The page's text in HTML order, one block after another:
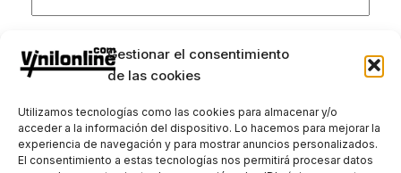
Gestionar el consentimiento
de las cookies
Utilizamos tecnologías como las cookies para almacenar y/o
acceder a la información del dispositivo. Lo hacemos para mejorar la
experiencia de navegación y para mostrar anuncios personalizados.
El consentimiento a estas tecnologías nos permitirá procesar datos
Guarda mi nombre, correo electrónico y web en
este navegador para la próxima vez que comente.